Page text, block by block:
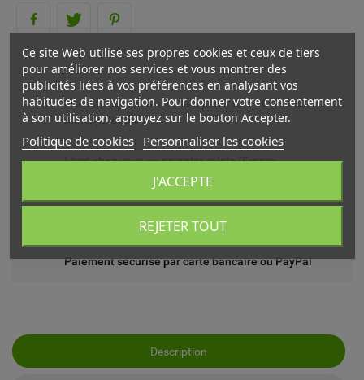
Frais de livraison offerts à partir de 69€ (France
métropolitaine)
Livré chez vous ou en point relais (France
Echange ou remboursement possible sous 14 jours
Paiement sécurisé par carte bancaire ou PayPal
Description
Ce site Web utilise ses propres cookies et ceux de tiers
pour améliorer nos services et vous montrer des
publicités liées à vos préférences en analysant vos
habitudes de navigation. Pour donner votre consentement
à son utilisation, appuyez sur le bouton Accepter.
Politique de cookies Personnaliser les cookies
REJETER TOUT
J'ACCEPTE